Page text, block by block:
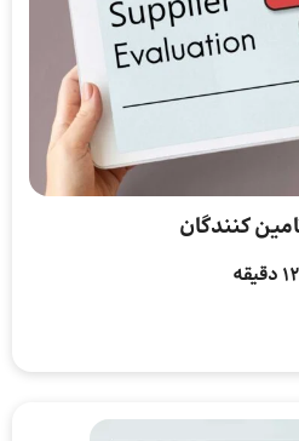
12 دقیقه